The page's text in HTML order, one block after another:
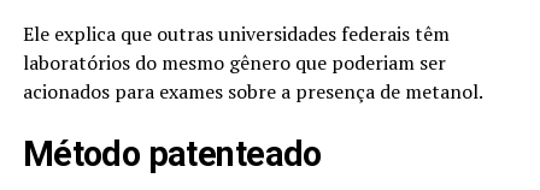
Ele explica que outras universidades federais têm
laboratórios do mesmo gênero que poderiam ser
acionados para exames sobre a presença de metanol.
Método patenteado